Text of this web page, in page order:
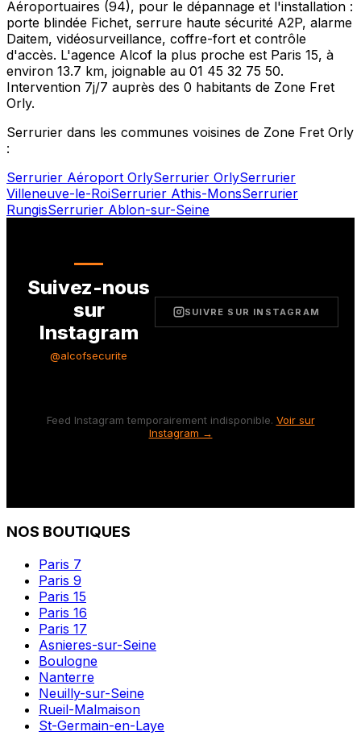
Aéroportuaires (94), pour le dépannage et l'installation :
porte blindée Fichet, serrure haute sécurité A2P, alarme
Daitem, vidéosurveillance, coffre-fort et contrôle
d'accès. L'agence Alcof la plus proche est Paris 15, à
environ 13.7 km, joignable au 01 45 32 75 50.
Intervention 7j/7 auprès des 0 habitants de Zone Fret
Orly.
Serrurier dans les communes voisines de Zone Fret Orly
:
Serrurier Aéroport OrlySerrurier OrlySerrurier
Villeneuve-le-RoiSerrurier Athis-MonsSerrurier
RungisSerrurier Ablon-sur-Seine
Suivez-nous
sur
Instagram
@alcofsecurite
SUIVRE SUR INSTAGRAM
Feed Instagram temporairement indisponible. Voir sur
Instagram →
NOS BOUTIQUES
Paris 7
Paris 9
Paris 15
Paris 16
Paris 17
Asnieres-sur-Seine
Boulogne
Nanterre
Neuilly-sur-Seine
Rueil-Malmaison
St-Germain-en-Laye